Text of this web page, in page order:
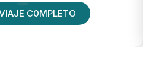
C0MPLETO